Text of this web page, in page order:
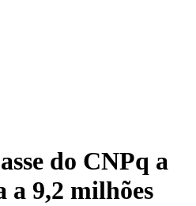
do CNPq a
a 9,2 milhões